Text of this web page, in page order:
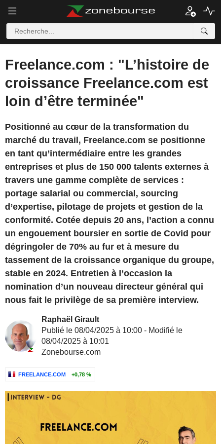
Freelance.com : "L’histoire de
croissance Freelance.com est
loin d’être terminée"
Positionné au cœur de la transformation du
marché du travail, Freelance.com se positionne
en tant qu’intermédiaire entre les grandes
entreprises et plus de 150 000 talents externes à
travers une gamme complète de services :
portage salarial ou commercial, sourcing
d’expertise, pilotage de projets et gestion de la
conformité. Cotée depuis 20 ans, l’action a connu
un engouement boursier en sortie de Covid pour
dégringoler de 70% au fur et à mesure du
tassement de la croissance organique du groupe,
stable en 2024. Entretien à l’occasion la
nomination d’un nouveau directeur général qui
nous fait le privilège de sa première interview.
Raphaël Girault
Publié le 08/04/2025 à 10:00 - Modifié le
08/04/2025 à 10:01
Zonebourse.com
FREELANCE.COM +0,78 %